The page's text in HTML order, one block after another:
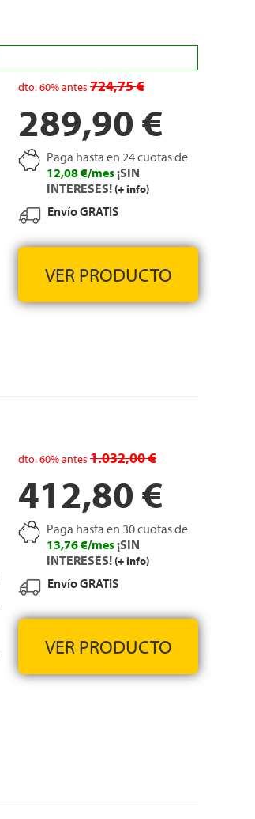
dto.60%antes 724,75 €
289,90 €
Paga hasta en 24 cuotas de
12,08 €/mes¡SIN
INTERESES!(+ info)
Envío GRATIS
VER PRODUCTO
dto.60%antes 1.032,00 €
412,80 €
Paga hasta en 30 cuotas de
13,76 €/mes¡SIN
INTERESES!(+ info)
Envío GRATIS
VER PRODUCTO